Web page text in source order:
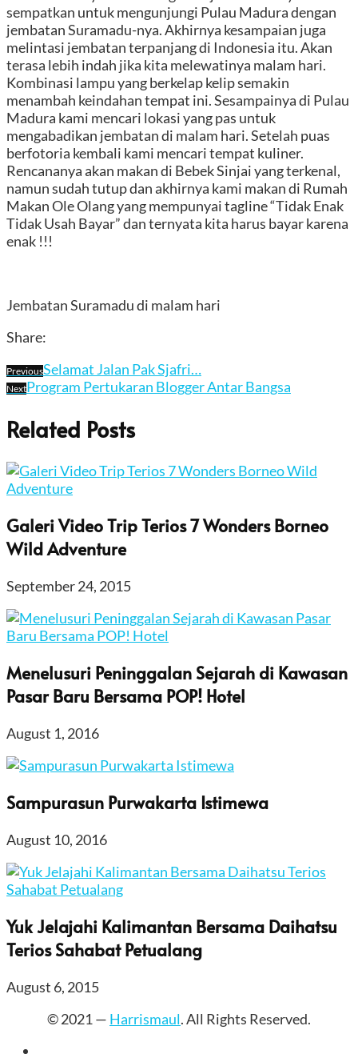
sempatkan untuk mengunjungi Pulau Madura dengan
jembatan Suramadu-nya. Akhirnya kesampaian juga
melintasi jembatan terpanjang di Indonesia itu. Akan
terasa lebih indah jika kita melewatinya malam hari.
Kombinasi lampu yang berkelap kelip semakin
menambah keindahan tempat ini. Sesampainya di Pulau
Madura kami mencari lokasi yang pas untuk
mengabadikan jembatan di malam hari. Setelah puas
berfotoria kembali kami mencari tempat kuliner.
Rencananya akan makan di Bebek Sinjai yang terkenal,
namun sudah tutup dan akhirnya kami makan di Rumah
Makan Ole Olang yang mempunyai tagline “Tidak Enak
Tidak Usah Bayar” dan ternyata kita harus bayar karena
enak !!!
Jembatan Suramadu di malam hari
Share:
PreviousSelamat Jalan Pak Sjafri…
NextProgram Pertukaran Blogger Antar Bangsa
Related Posts
Galeri Video Trip Terios 7 Wonders Borneo
Wild Adventure
September 24, 2015
Menelusuri Peninggalan Sejarah di Kawasan
Pasar Baru Bersama POP! Hotel
August 1, 2016
Sampurasun Purwakarta Istimewa
August 10, 2016
Yuk Jelajahi Kalimantan Bersama Daihatsu
Terios Sahabat Petualang
August 6, 2015
© 2021 — Harrismaul. All Rights Reserved.